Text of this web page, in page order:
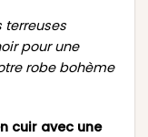
terreuses
pour une
robe bohème
cuir avec une